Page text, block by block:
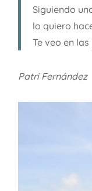
Siguiendo
lo quiero
Te veo en
Patri Fernández